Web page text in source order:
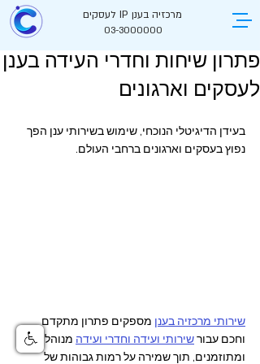
מרכזיה בענן IP לעסקים
03-3000000
פתרון שיחות וחדרי העידה בענן
לעסקים וארגונים
בעידן הדיגיטלי הנוכחי, שימוש בשירותי ענן הפך
נפוץ בעסקים וארגונים ברחבי העולם.
שירותי מרכזיה בענן מספקים פתרון מתקדם
וחכם עבור שירותי ועידה וחדרי ועידה מנוהלים
ומתוזמנים, תוך שמירה על רמות גבוהות של